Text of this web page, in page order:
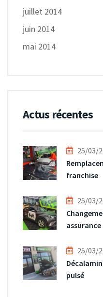
juillet 2014
juin 2014
mai 2014
Actus récentes
25/03/
franchise
25/03/
assurance
25/03/
pulsé